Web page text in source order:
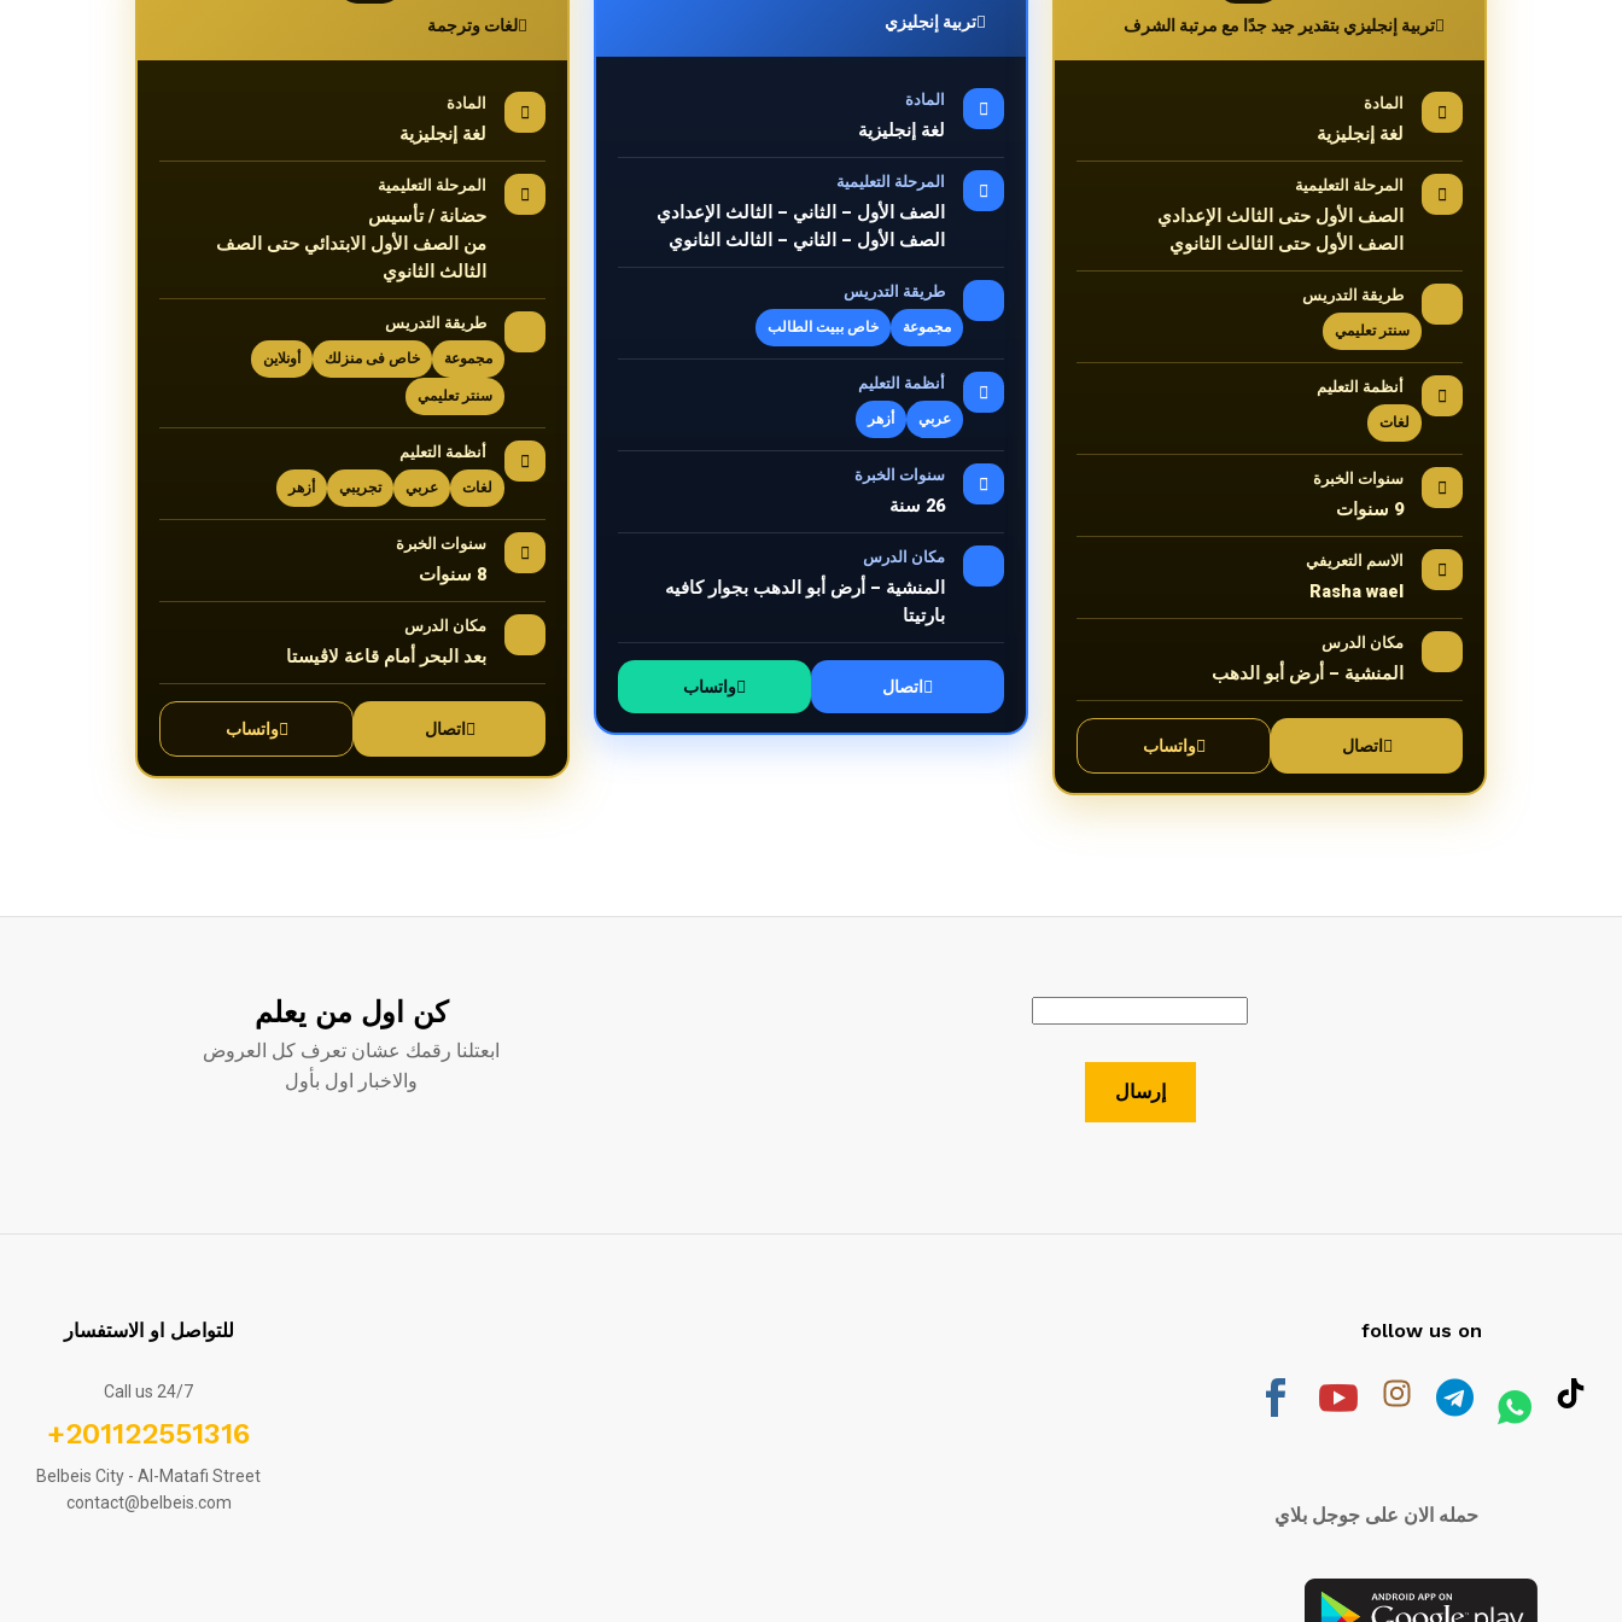
لغات وترجمة
المادة
لغة إنجليزية
المرحلة التعليمية
حضانة / تأسيس
من الصف الأول الابتدائي حتى الصف
الثالث الثانوي
طريقة التدريس
مجموعة خاص فى منزلك أونلاين
سنتر تعليمي
أنظمة التعليم
لغات عربي تجريبي أزهر
سنوات الخبرة
8 سنوات
مكان الدرس
بعد البحر أمام قاعة لاڤيستا
اتصال واتساب
تربية إنجليزي
المادة
لغة إنجليزية
المرحلة التعليمية
الصف الأول – الثاني – الثالث الإعدادي
الصف الأول – الثاني – الثالث الثانوي
طريقة التدريس
مجموعة خاص ببيت الطالب
أنظمة التعليم
عربي أزهر
سنوات الخبرة
26 سنة
مكان الدرس
المنشية – أرض أبو الدهب بجوار كافيه
بارتيتا
اتصال واتساب
تربية إنجليزي بتقدير جيد جدًا مع مرتبة الشرف
المادة
لغة إنجليزية
المرحلة التعليمية
الصف الأول حتى الثالث الإعدادي
الصف الأول حتى الثالث الثانوي
طريقة التدريس
سنتر تعليمي
أنظمة التعليم
لغات
سنوات الخبرة
9 سنوات
الاسم التعريفي
Rasha wael
مكان الدرس
المنشية – أرض أبو الدهب
اتصال واتساب
كن اول من يعلم
ابعتلنا رقمك عشان تعرف كل العروض
والاخبار اول بأول
للتواصل او الاستفسار
Call us 24/7
+201122551316
Belbeis City - Al-Matafi Street
contact@belbeis.com
follow us on
حمله الان على جوجل بلاي